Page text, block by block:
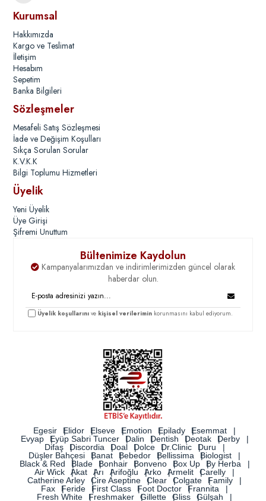
Kurumsal
Hakkımızda
Kargo ve Teslimat
İletişim
Hesabım
Sepetim
Banka Bilgileri
Sözleşmeler
Mesafeli Satış Sözleşmesi
İade ve Değişim Koşulları
Sıkça Sorulan Sorular
K.V.K.K
Bilgi Toplumu Hizmetleri
Üyelik
Yeni Üyelik
Üye Girişi
Şifremi Unuttum
Bültenimize Kaydolun
Kampanyalarımızdan ve indirimlerimizden güncel olarak
haberdar olun.
Üyelik koşullarını ve kişisel verilerimin korunmasını kabul ediyorum.
Egesir Elidor Elseve Emotion Epilady
Esemmat
Evyap
Eyüp Sabri Tuncer Dalin Dentish Deotak
Derby
Difaş
Discordia Doal Dolce Dr.Clinic
Duru
Düşler Bahçesi
Banat Bebedor Bellissima
Biologist
Black & Red
Blade Bonhair Bonveno Box Up
By Herba
Air Wick
Akat Arı Arifoğlu Arko Armelit
Carelly
Catherine Arley
Cire Aseptine Clear Colgate
Family
Fax
Feride First Class Foot Doctor
Frannita
Fresh White
Freshmaker Gillette Gliss
Gülşah